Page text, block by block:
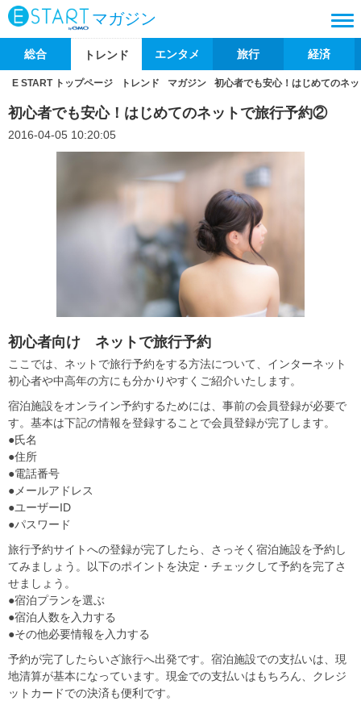
マガジン
総合 トレンド エンタメ 旅行 経済
E START トップページ トレンド マガジン 初心者でも安心！はじめてのネ
初心者でも安心！はじめてのネットで旅行予約②
2016-04-05 10:20:05
初心者向け ネットで旅行予約
ここでは、ネットで旅行予約をする方法について、インターネット
初心者や中高年の方にも分かりやすくご紹介いたします。
宿泊施設をオンライン予約するためには、事前の会員登録が必要で
す。基本は下記の情報を登録することで会員登録が完了します。
●氏名
●住所
●電話番号
●メールアドレス
●ユーザーID
●パスワード
旅行予約サイトへの登録が完了したら、さっそく宿泊施設を予約し
てみましょう。以下のポイントを決定・チェックして予約を完了さ
せましょう。
●宿泊プランを選ぶ
●宿泊人数を入力する
●その他必要情報を入力する
予約が完了したらいざ旅行へ出発です。宿泊施設での支払いは、現
地清算が基本になっています。現金での支払いはもちろん、クレジ
ットカードでの決済も便利です。